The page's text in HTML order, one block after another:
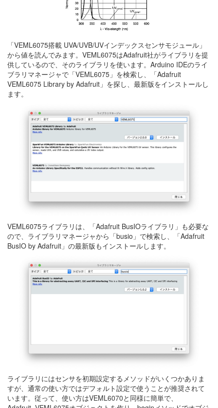
「VEML6075搭載 UVA/UVB/UVインデックスセンサモジュール」
から値を読んでみます。VEML6075はAdafruit社がライブラリを提
供しているので、そのライブラリを使います。Arduino IDEのライ
ブラリマネージャで「VEML6075」を検索し、「Adafruit
VEML6075 Library by Adafruit」を探し、最新版をインストールし
ます。
VEML6075ライブラリは、「Adafruit BusIOライブラリ」も必要な
ので、ライブラリマネージャから「busio」で検索し、「Adafruit
BusIO by Adafruit」の最新版もインストールします。
ライブラリにはセンサを初期設定するメソッドがいくつかありま
すが、通常の使い方ではデフォルト設定で使うことが推奨されて
います。従って、使い方はVEML6070と同様に簡単で、